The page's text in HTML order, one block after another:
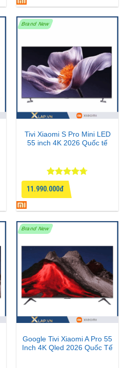
Brand New
Tivi Xiaomi S Pro Mini LED
55 inch 4K 2026 Quốc tế
Được xếp
hạng
4.67
5 sao
11.990.000đ
Brand New
Google Tivi Xiaomi A Pro 55
Inch 4K Qled 2026 Quốc Tế